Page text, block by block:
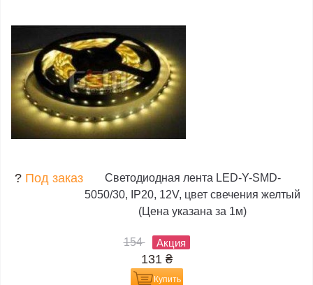
? Под заказ
Светодиодная лента LED-Y-SMD-
5050/30, IP20, 12V, цвет свечения желтый
(Цена указана за 1м)
154 Акция
131 ₴
Купить